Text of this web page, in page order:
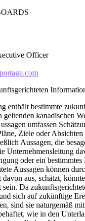
Officer
enthält bestimmte
geltenden kanadischen
umfassen
Ziele oder Absichten
Aussagen, die
Unternehmensleitung
oder ein bestimmtes
Aussagen können
davon aus, schätzt,
sein. Da
sich auf zukünftige
sind sie naturgemäß
wie in den